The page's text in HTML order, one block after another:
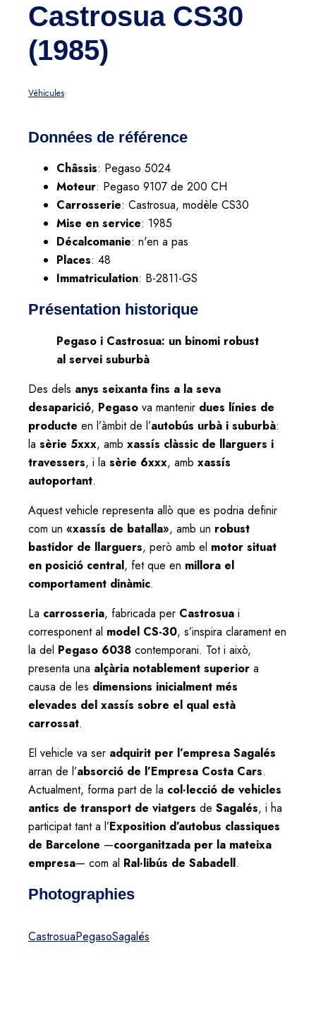
Castrosua CS30
(1985)
Véhicules
Données de référence
Châssis: Pegaso 5024
Moteur: Pegaso 9107 de 200 CH
Carrosserie: Castrosua, modèle CS30
Mise en service: 1985
Décalcomanie: n'en a pas
Places: 48
Immatriculation: B-2811-GS
Présentation historique
Pegaso i Castrosua: un binomi robust
al servei suburbà
Des dels anys seixanta fins a la seva
desaparició, Pegaso va mantenir dues línies de
producte en l’àmbit de l’autobús urbà i suburbà:
la sèrie 5xxx, amb xassís clàssic de llarguers i
travessers, i la sèrie 6xxx, amb xassís
autoportant.
Aquest vehicle representa allò que es podria definir
com un «xassís de batalla», amb un robust
bastidor de llarguers, però amb el motor situat
en posició central, fet que en millora el
comportament dinàmic.
La carrosseria, fabricada per Castrosua i
corresponent al model CS-30, s’inspira clarament en
la del Pegaso 6038 contemporani. Tot i això,
presenta una alçària notablement superior a
causa de les dimensions inicialment més
elevades del xassís sobre el qual està
carrossat.
El vehicle va ser adquirit per l’empresa Sagalés
arran de l’absorció de l’Empresa Costa Cars.
Actualment, forma part de la col·lecció de vehicles
antics de transport de viatgers de Sagalés, i ha
participat tant a l’Exposition d’autobus classiques
de Barcelone —coorganitzada per la mateixa
empresa— com al Ral·libús de Sabadell.
Photographies
CastrosuaPegasoSagalés